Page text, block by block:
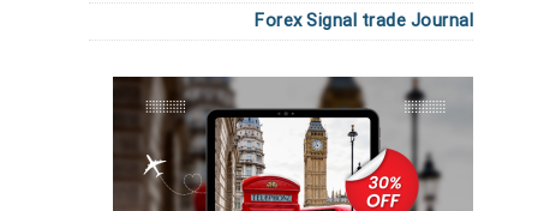
Forex Signal trade Journal